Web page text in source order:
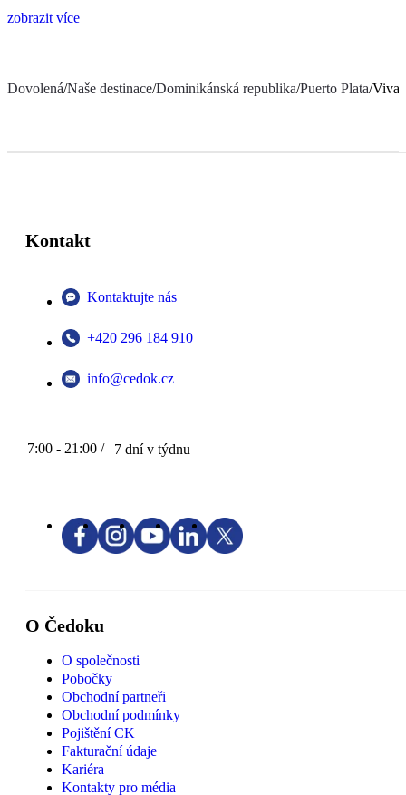
zobrazit více
Dovolená/Naše destinace/Dominikánská republika/Puerto Plata/Viva
Kontakt
Kontaktujte nás
+420 296 184 910
info@cedok.cz
7:00 - 21:00 / 7 dní v týdnu
O Čedoku
O společnosti
Pobočky
Obchodní partneři
Obchodní podmínky
Pojištění CK
Fakturační údaje
Kariéra
Kontakty pro média